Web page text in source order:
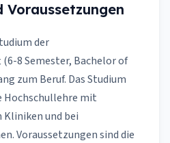
Voraussetzungen
der
8 Semester, Bachelor of
zum Beruf. Das Studium
mit
und bei
Voraussetzungen sind die